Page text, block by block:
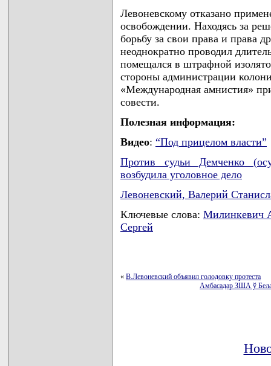
Левоневскому отказано
освобождении. Находясь за
борьбу за свои права и права
неоднократно проводил
помещался в штрафной
стороны администрации
«Международная амнистия»
совести.
Полезная информация:
Видео: “Под прицелом власти”
Против судьи Демченко
возбудила уголовное дело
Левоневский, Валерий
Ключевые слова: Милинкевич
Сергей
« В.Левоневский объявил голодовку протеста
Амбасадар ЗША ў